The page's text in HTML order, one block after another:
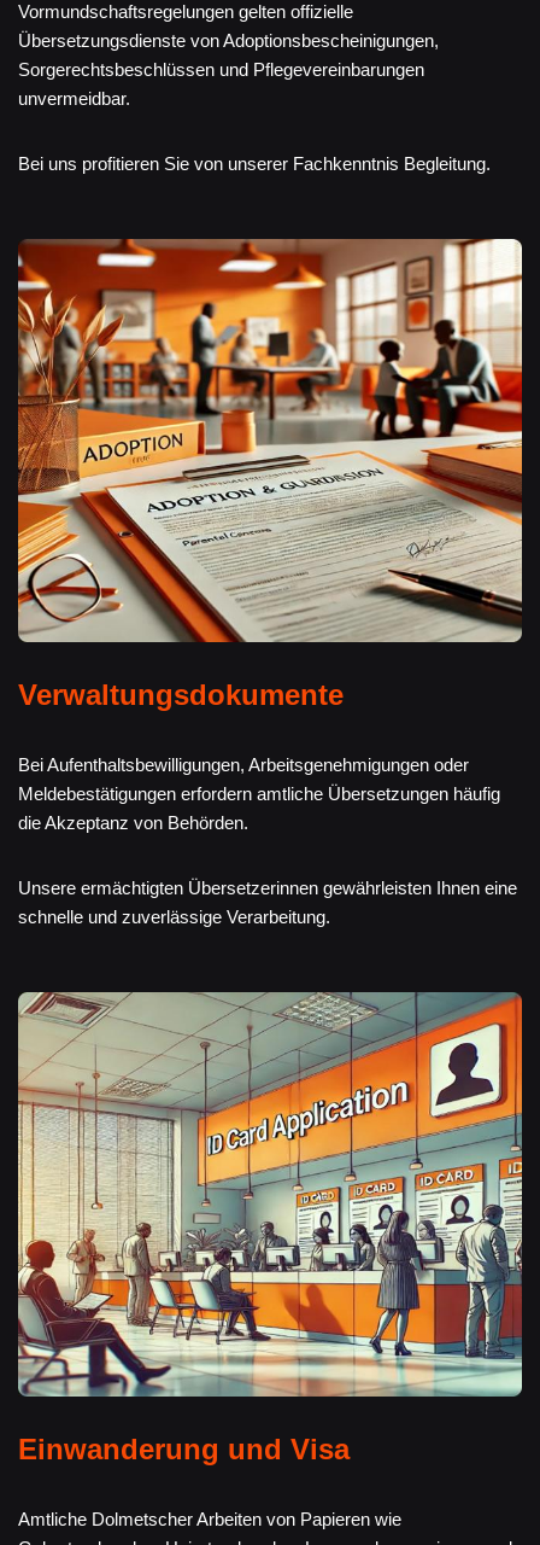
Vormundschaftsregelungen gelten offizielle
Übersetzungsdienste von Adoptionsbescheinigungen,
Sorgerechtsbeschlüssen und Pflegevereinbarungen
unvermeidbar.
Bei uns profitieren Sie von unserer Fachkenntnis Begleitung.
Verwaltungsdokumente
Bei Aufenthaltsbewilligungen, Arbeitsgenehmigungen oder
Meldebestätigungen erfordern amtliche Übersetzungen häufig
die Akzeptanz von Behörden.
Unsere ermächtigten Übersetzerinnen gewährleisten Ihnen eine
schnelle und zuverlässige Verarbeitung.
Einwanderung und Visa
Amtliche Dolmetscher Arbeiten von Papieren wie